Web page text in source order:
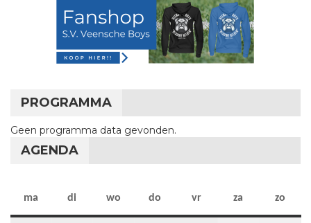
PROGRAMMA
Geen programma data gevonden.
AGENDA
ma maandag
di dinsdag
wo woensdag
do donderdag
vr vrijdag
za zaterdag
zo